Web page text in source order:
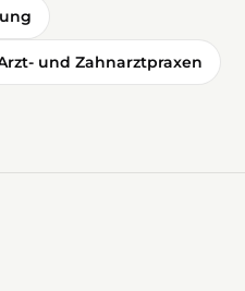
und Zahnarztpraxen